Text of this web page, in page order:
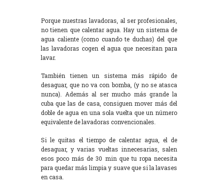
Porque nuestras lavadoras, al ser profesionales,
no tienen que calentar agua. Hay un sistema de
agua caliente (como cuando te duchas) del que
las lavadoras cogen el agua que necesitan para
lavar.
También tienen un sistema más rápido de
desaguar, que no va con bomba, (y no se atasca
nunca). Además al ser mucho más grande la
cuba que las de casa, consiguen mover más del
doble de agua en una sola vuelta que un número
equivalente de lavadoras convencionales.
Si le quitas el tiempo de calentar agua, el de
desaguar, y varias vueltas innecesarias, salen
esos poco más de 30 min que tu ropa necesita
para quedar más limpia y suave que si la lavases
en casa.